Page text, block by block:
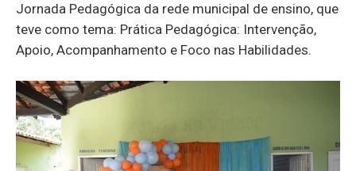
Jornada Pedagógica da rede municipal de ensino, que
teve como tema: Prática Pedagógica: Intervenção,
Apoio, Acompanhamento e Foco nas Habilidades.